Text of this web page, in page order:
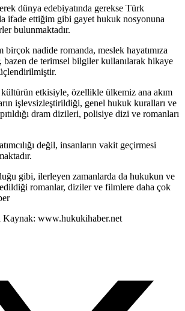
dünya edebiyatında gerekse Türk
ifade ettiğim gibi gayet hukuk nosyonuna
bulunmaktadır.
birçok nadide romanda, meslek hayatımıza
bazen de terimsel bilgiler kullanılarak hikaye
etkisiyle, özellikle ülkemiz ana akım
işlevsizleştirildiği, genel hukuk kuralları ve
dram dizileri, polisiye dizi ve romanları
değil, insanların vakit geçirmesi
gibi, ilerleyen zamanlarda da hukukun ve
romanlar, diziler ve filmlere daha çok
Kaynak: www.hukukihaber.net